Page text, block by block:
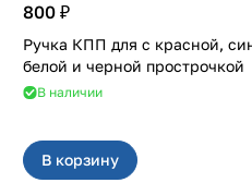
800 ₽
Ручка КПП для с красной, синей,
белой и черной прострочкой
В наличии
В корзину